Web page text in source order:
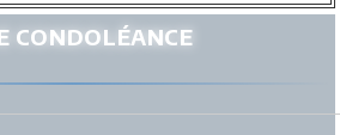
condoléance